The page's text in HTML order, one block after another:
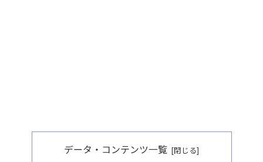
データ・コンテンツ一覧